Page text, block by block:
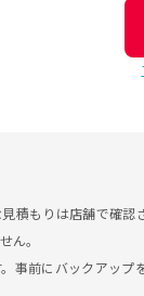
積もりは店舗で確認
ん。
事前にバックアップ